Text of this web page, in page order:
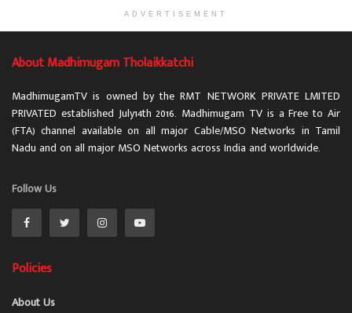
ADVERTISEMENT
About Madhimugam Tholaikkatchi
MadhimugamTV is owned by the RMT NETWORK PRIVATE LMITED
PRIVATED established July14th 2016. Madhimugam TV is a Free to Air
(FTA) channel available on all major Cable/MSO Networks in Tamil
Nadu and on all major MSO Networks across India and worldwide.
Follow Us
Policies
About Us